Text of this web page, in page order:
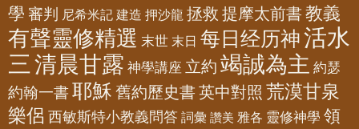
學 審判 尼希米記 建造 押沙龍 拯救 提摩太前書 教義
有聲靈修精選 末世 末日 每日经历神活水
三 清晨甘露 神學講座 立約 竭誠為主 約瑟
約翰一書耶穌 舊約歷史書 英中對照 荒漠甘泉
樂侶 西敏斯特小教義問答 詞彙 讚美 雅各 靈修神學 領